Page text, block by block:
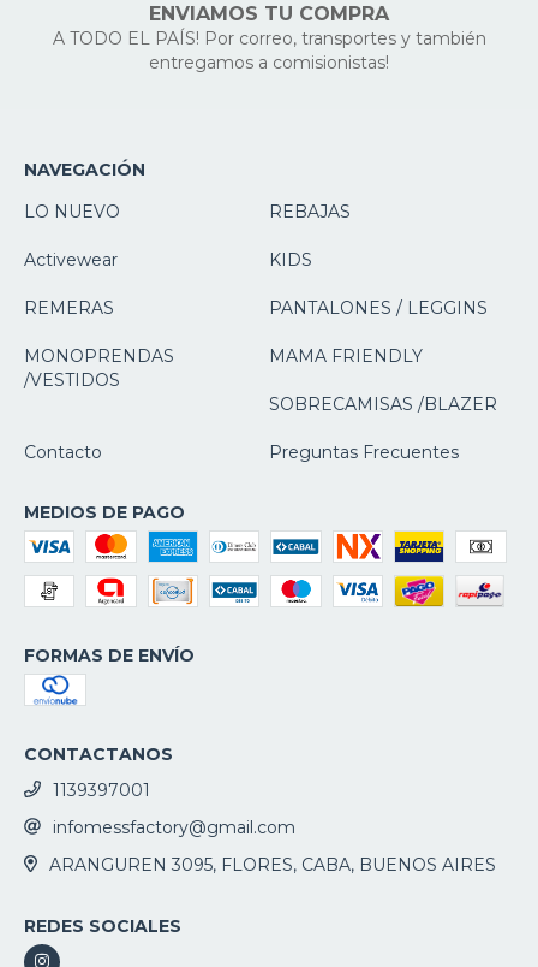
ENVIAMOS TU COMPRA
A TODO EL PAÍS! Por correo, transportes y también
entregamos a comisionistas!
NAVEGACIÓN
LO NUEVO
REBAJAS
Activewear KIDS
REMERAS PANTALONES / LEGGINS
MONOPRENDAS
/VESTIDOS
MAMA FRIENDLY
SOBRECAMISAS /BLAZER
Contacto Preguntas Frecuentes
MEDIOS DE PAGO
FORMAS DE ENVÍO
CONTACTANOS
1139397001
infomessfactory@gmail.com
ARANGUREN 3095, FLORES, CABA, BUENOS AIRES
REDES SOCIALES